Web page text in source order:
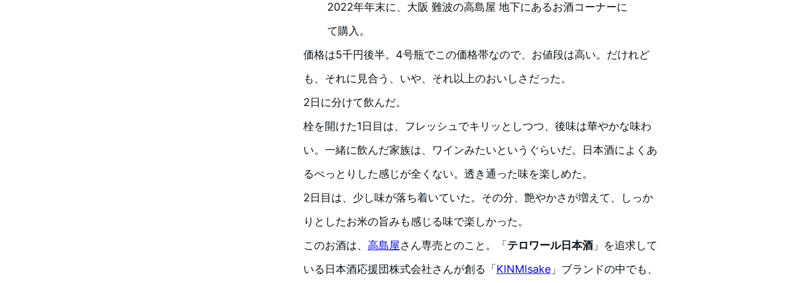
2022年年末に、大阪 難波の高島屋 地下にあるお酒コーナーに
て購入。
価格は5千円後半。4号瓶でこの価格帯なので、お値段は高い。だけれど
も、それに見合う、いや、それ以上のおいしさだった。
2日に分けて飲んだ。
栓を開けた1日目は、フレッシュでキリッとしつつ、後味は華やかな味わ
い。一緒に飲んだ家族は、ワインみたいというぐらいだ。日本酒によくあ
るべっとりした感じが全くない。透き通った味を楽しめた。
2日目は、少し味が落ち着いていた。その分、艶やかさが増えて、しっか
りとしたお米の旨みも感じる味で楽しかった。
このお酒は、 高島屋さん専売とのこと。「 テロワール日本酒」を追求して
いる日本酒応援団株式会社さんが創る「 KINMIsake」ブランドの中でも、